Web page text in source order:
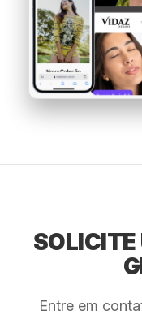
Entre em